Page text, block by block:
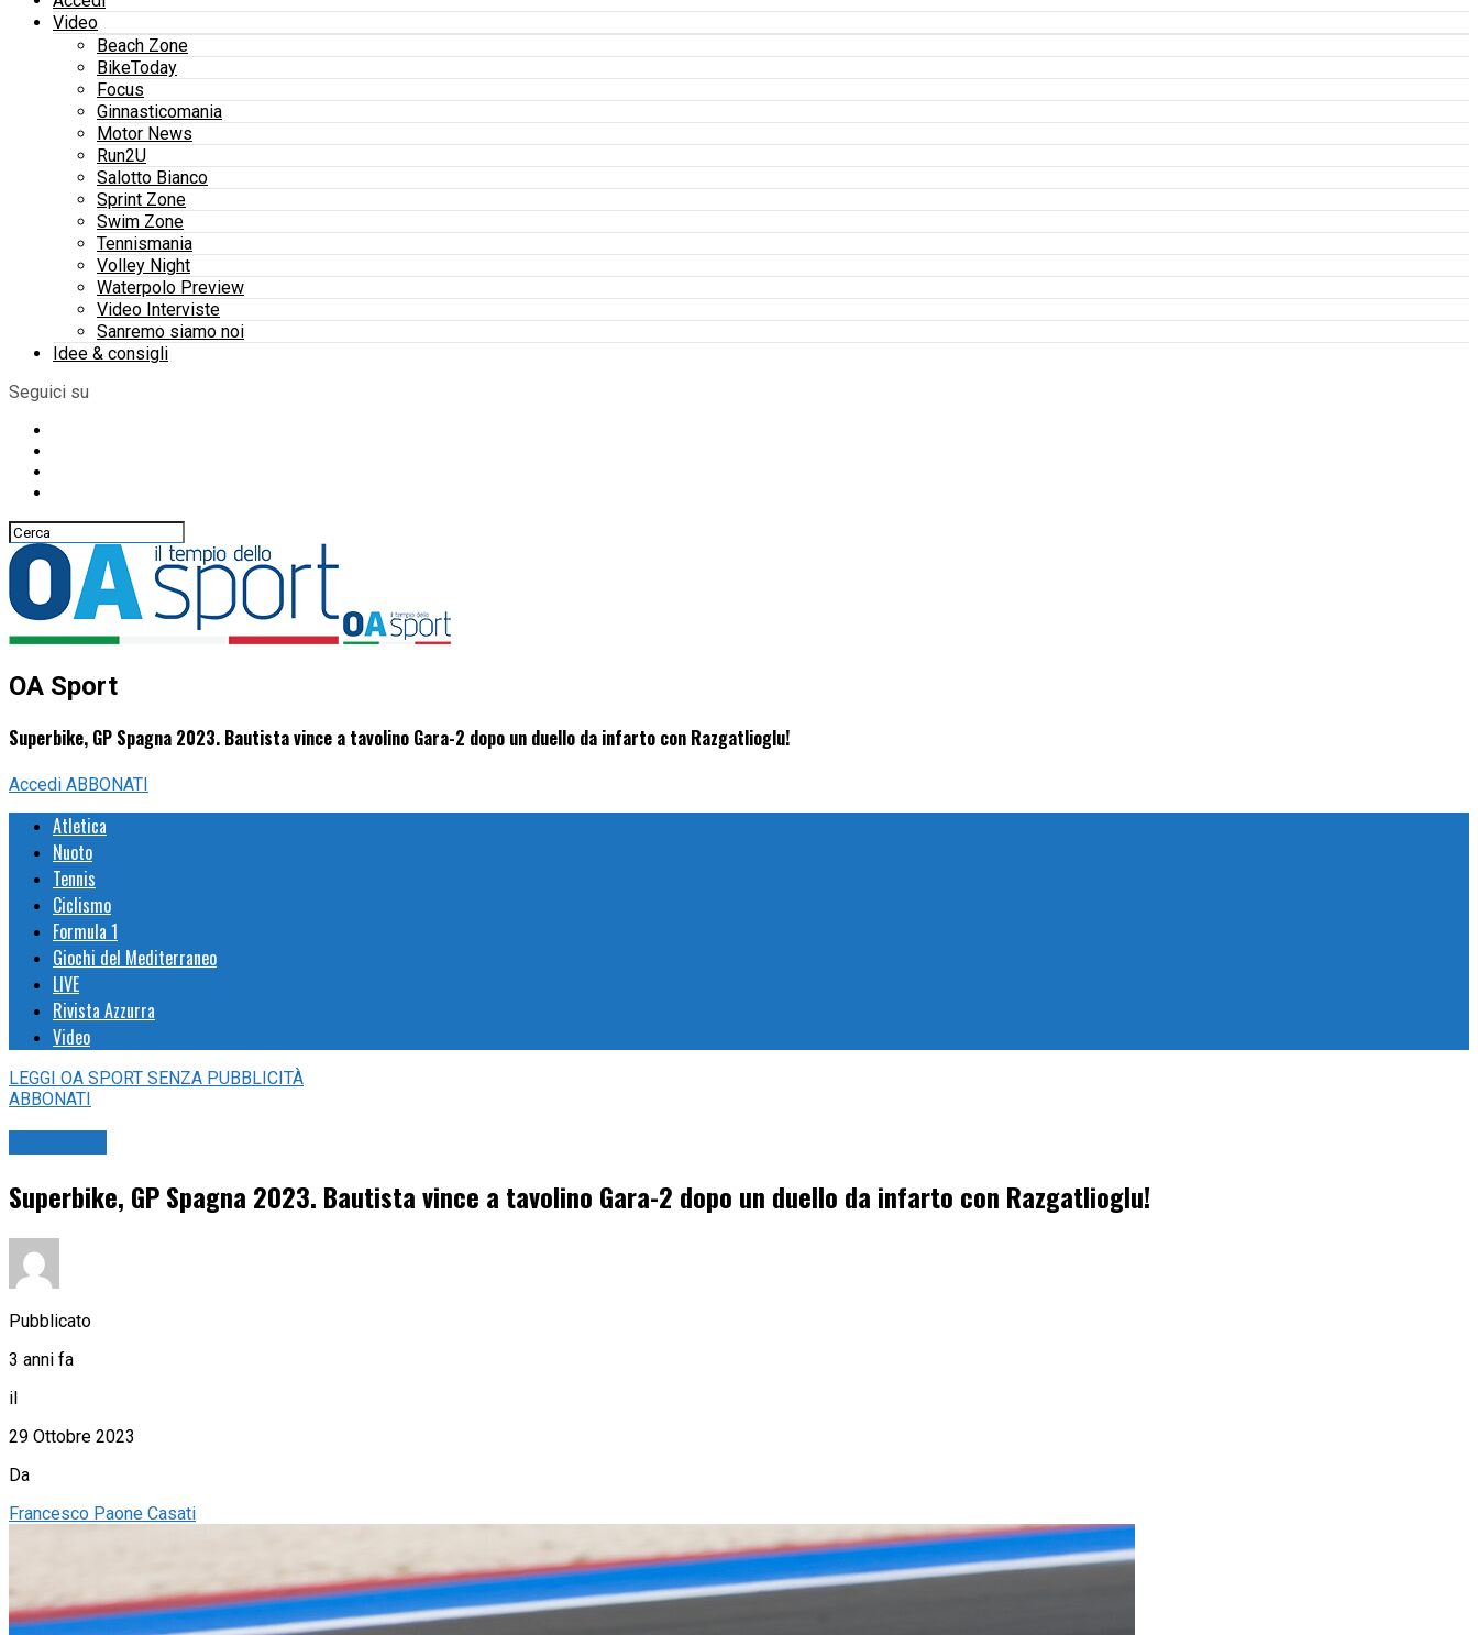
Video
Beach Zone
BikeToday
Focus
Ginnasticomania
Motor News
Run2U
Salotto Bianco
Sprint Zone
Swim Zone
Tennismania
Volley Night
Waterpolo Preview
Video Interviste
Sanremo siamo noi
Idee & consigli
Seguici su
OA Sport
Superbike, GP Spagna 2023. Bautista vince a tavolino Gara-2 dopo un duello da infarto con Razgatlioglu!
Accedi ABBONATI
Atletica
Nuoto
Tennis
Ciclismo
Formula 1
Giochi del Mediterraneo
LIVE
Rivista Azzurra
Video
LEGGI OA SPORT SENZA PUBBLICITÀ
ABBONATI
Superbike, GP Spagna 2023. Bautista vince a tavolino Gara-2 dopo un duello da infarto con Razgatlioglu!
Pubblicato
3 anni fa
il
29 Ottobre 2023
Da
Francesco Paone Casati